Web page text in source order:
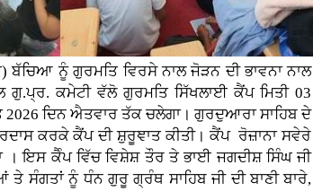
ਬੱਚਿਆ ਨੂੰ ਗੁਰਮਤਿ ਵਿਰਸੇ ਨਾਲ ਜੋੜਨ ਦੀ ਭਾਵਨਾ ਨਾਲ
ਕਮੇਟੀ ਵੱਲੋ ਗੁਰਮਤਿ ਸਿੱਖਲਾਈ ਕੈਂਪ ਮਿਤੀ 03
ਦਿਨ ਐਤਵਾਰ ਤੱਕ ਚਲੇਗਾ। ਗੁਰਦੁਆਰਾ ਸਾਹਿਬ ਦੇ
ਕਰਕੇ ਕੈਂਪ ਦੀ ਸ਼ੁਰੂਞਾਤ ਕੀਤੀ। ਕੈਂਪ ਰੋਜ਼ਾਨਾ ਸਵੇਰੇ
ਇਸ ਕੈੰਪ ਵਿੱਚ ਵਿਸ਼ੇਸ਼ ਤੌਰ ਤੇ ਭਾਈ ਜਗਦੀਸ਼ ਸਿੰਘ ਜੀ
ਸੰਗਤਾਂ ਨੂੰ ਧੰਨ ਗੁਰੂ ਗ੍ਰੰਥ ਸਾਹਿਬ ਜੀ ਦੀ ਬਾਣੀ ਬਾਰੇ,